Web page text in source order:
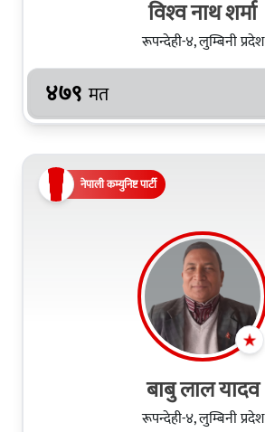
विश्‍व नाथ शर्मा
रूपन्देही-४, लुम्बिनी प्रदेश
४७९ मत
नेपाली कम्युनिष्ट पार्टी
बाबु लाल यादव
रूपन्देही-४, लुम्बिनी प्रदेश